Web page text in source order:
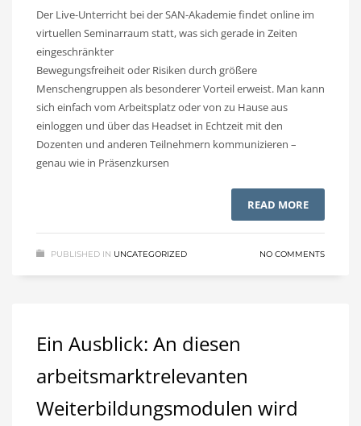
Der Live-Unterricht bei der SAN-Akademie findet online im
virtuellen Seminarraum statt, was sich gerade in Zeiten
eingeschränkter
Bewegungsfreiheit oder Risiken durch größere
Menschengruppen als besonderer Vorteil erweist. Man kann
sich einfach vom Arbeitsplatz oder von zu Hause aus
einloggen und über das Headset in Echtzeit mit den
Dozenten und anderen Teilnehmern kommunizieren –
genau wie in Präsenzkursen
READ MORE
PUBLISHED IN UNCATEGORIZED NO COMMENTS
Ein Ausblick: An diesen
arbeitsmarktrelevanten
Weiterbildungsmodulen wird